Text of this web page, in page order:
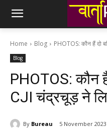
Home Blog PHOTOS: कौन हैं दो
Blog
PHOTOS: कौन
CJI चंद्रचूड़ ने
By Bureau 5 November 2023